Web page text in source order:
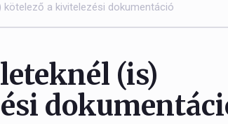
kötelező a kivitelezési dokumentáció
(is)